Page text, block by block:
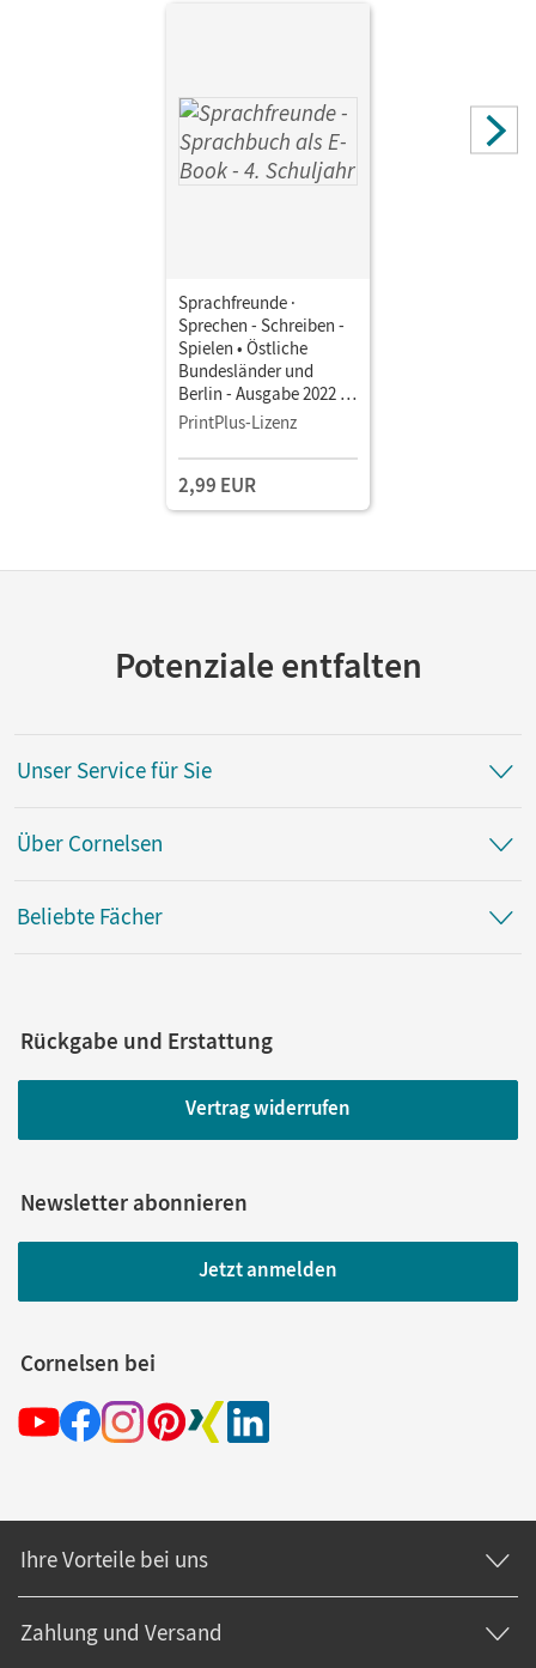
Sprachfreunde ·
Sprechen - Schreiben -
Spielen • Östliche
Bundesländer und
Berlin - Ausgabe 2022 ·
4. Schuljahr •
Mit Medien
PrintPlus-Lizenz
2,99 EUR
Potenziale entfalten
Unser Service für Sie
Über Cornelsen
Beliebte Fächer
Rückgabe und Erstattung
Vertrag widerrufen
Newsletter abonnieren
Jetzt anmelden
Cornelsen bei
Ihre Vorteile bei uns
Zahlung und Versand